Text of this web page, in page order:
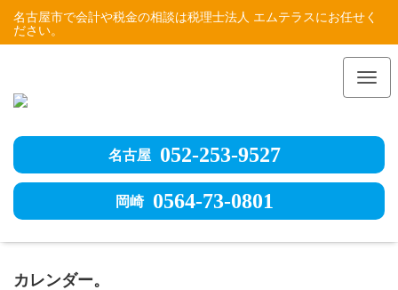
名古屋市で会計や税金の相談は税理士法人 エムテラスにお任せく
ださい。
名古屋 052-253-9527
岡崎 0564-73-0801
カレンダー。